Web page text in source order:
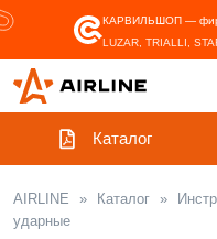
КАРВИЛЬШОП —
LUZAR, TRIALLI,
Каталог
AIRLINE » Каталог »
ударные